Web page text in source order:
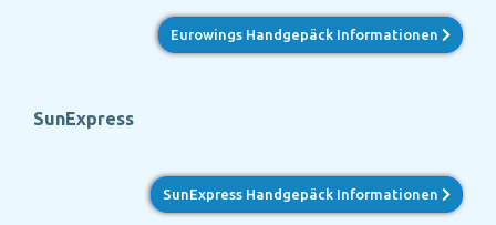
Eurowings Handgepäck Informationen
SunExpress
SunExpress Handgepäck Informationen